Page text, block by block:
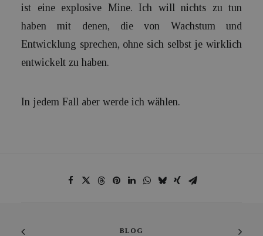
ist eine explosive Mine. Ich will nichts zu tun
haben mit denen, die von Wachstum und
Entwicklung sprechen, ohne sich selbst je wirklich
entwickelt zu haben.
In jedem Fall aber werde ich wählen.
BLOG